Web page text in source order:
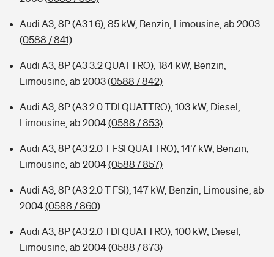
Audi A3, 8P (A3 1.6), 85 kW, Benzin, Limousine, ab 2003
(0588 / 841)
Audi A3, 8P (A3 3.2 QUATTRO), 184 kW, Benzin,
Limousine, ab 2003(0588 / 842)
Audi A3, 8P (A3 2.0 TDI QUATTRO), 103 kW, Diesel,
Limousine, ab 2004(0588 / 853)
Audi A3, 8P (A3 2.0 T FSI QUATTRO), 147 kW, Benzin,
Limousine, ab 2004(0588 / 857)
Audi A3, 8P (A3 2.0 T FSI), 147 kW, Benzin, Limousine, ab
2004(0588 / 860)
Audi A3, 8P (A3 2.0 TDI QUATTRO), 100 kW, Diesel,
Limousine, ab 2004(0588 / 873)